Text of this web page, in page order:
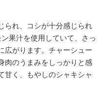
られ、コシが十分感じられ
果汁を使用していて、さっ
広がります。チャーシュー
肉のうまみをしっかりと感
甘く、もやしのシャキシャ